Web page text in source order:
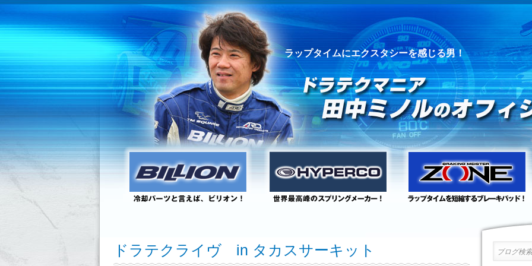
ラップタイムにエクスタシーを感じる男！
ドラテクライヴ in タカスサーキット ブログ検